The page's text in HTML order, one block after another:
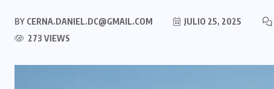
BY CERNA.DANIEL.DC@GMAIL.COM JULIO 25, 2025
273 VIEWS